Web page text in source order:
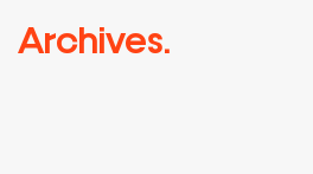
Archives.